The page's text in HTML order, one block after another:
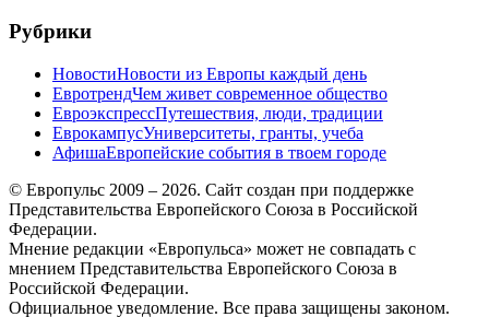
Рубрики
НовостиНовости из Европы каждый день
ЕвротрендЧем живет современное общество
ЕвроэкспрессПутешествия, люди, традиции
ЕврокампусУниверситеты, гранты, учеба
АфишаЕвропейские события в твоем городе
© Европульс 2009 – 2026. Сайт создан при поддержке
Представительства Европейского Союза в Российской
Федерации.
Мнение редакции «Европульса» может не совпадать с
мнением Представительства Европейского Союза в
Российской Федерации.
Официальное уведомление. Все права защищены законом.